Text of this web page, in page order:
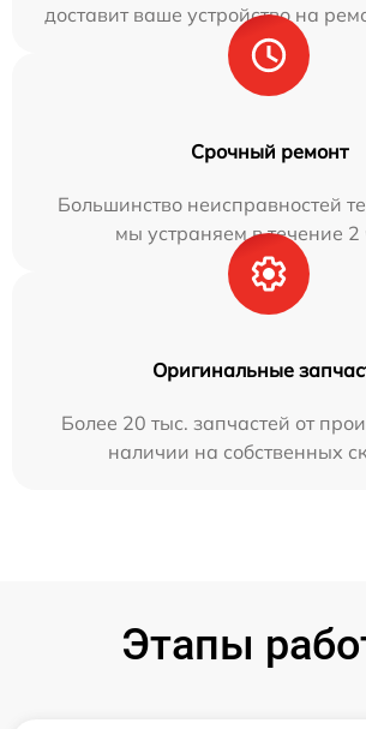
доставит ваше устройство на
Срочный ремонт
Большинство неисправностей
мы устраняем в течение 2
Оригинальные
Более 20 тыс. запчастей от
наличии на собственных
Этапы